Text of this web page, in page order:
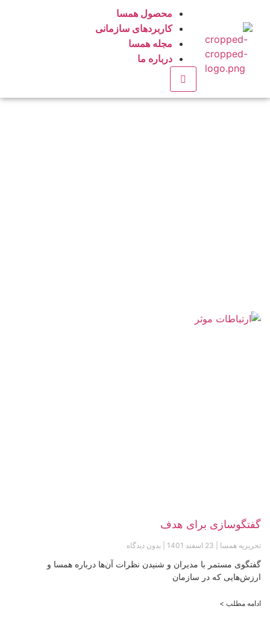
محصول همسا
کاربردهای سازمانی
مجله همسا
درباره ما
Hamburger Toggle Menu
گفتگوسازی برای هدف
تحریریه همسا بدون دیدگاه
گفتگوی مستمر با مدیران و شنیدن نظرات آن‌ها درباره همسا و
ارزش‌هایی که در سازمان
ادامه مطلب >